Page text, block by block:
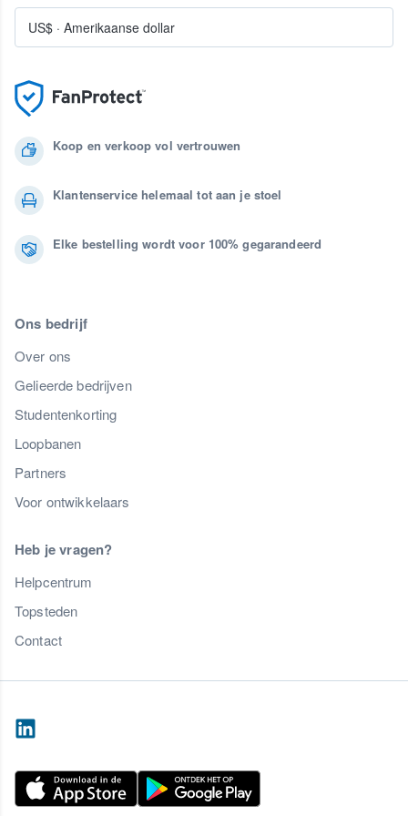
Koop en verkoop vol vertrouwen
Klantenservice helemaal tot aan je stoel
Elke bestelling wordt voor 100% gegarandeerd
Ons bedrijf
Over ons
Gelieerde bedrijven
Studentenkorting
Loopbanen
Partners
Voor ontwikkelaars
Heb je vragen?
Helpcentrum
Topsteden
Contact
US$ · Amerikaanse dollar